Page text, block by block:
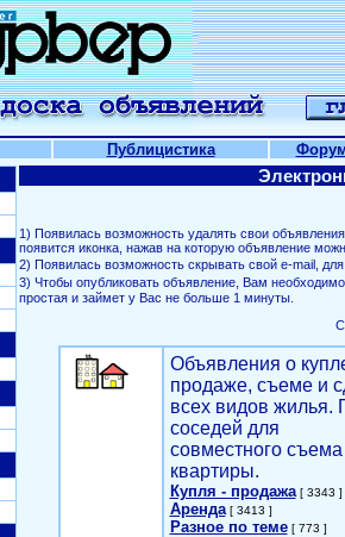
Публицистика
1) Появилась возможность удалять свои
появится иконка, нажав на которую объявление
2) Появилась возможность скрывать свой е-mail,
3) Чтобы опубликовать объявление, Вам
простая и займет у Вас не больше 1 минуты.
Объявления о
продаже, съеме и
всех видов жилья.
соседей для
совместного съема
квартиры.
Купля - продажа[ 3343 ]
Аренда[ 3413 ]
Разное по теме[ 773 ]